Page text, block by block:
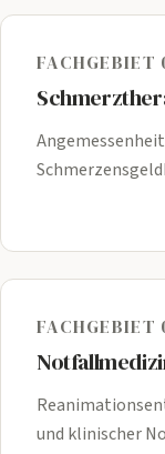
FACHGEBIET
FACHGEBIET
und klinischer